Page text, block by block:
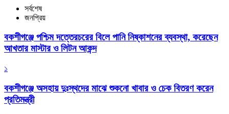
সর্বশেষ
জনপ্রিয়
বকশীগঞ্জে পশ্চিম দত্তেরচরের বিলে পানি নিষ্কাশনের ব্যবস্থা, করেছেন
আখতার মাস্টার ও লিটন আকন্দ
১
বকশীগঞ্জে অসহায় দুঃস্থদের মাঝে শুকনো খাবার ও চেক বিতরণ করেন
প্রতিমন্ত্রী